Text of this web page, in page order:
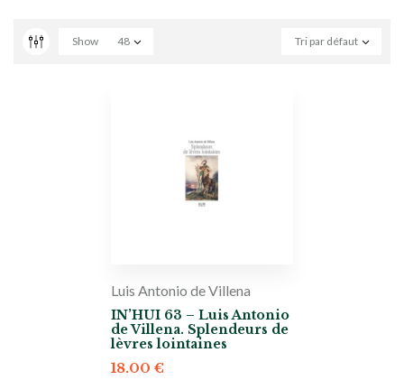
Tri par défaut
Show 48
Luis Antonio de Villena
IN’HUI 63 – Luis Antonio
de Villena. Splendeurs de
lèvres lointaines
18.00€